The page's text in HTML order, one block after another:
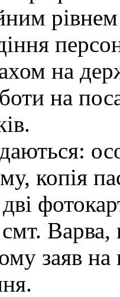
на
на
копія
смт.
заяв на